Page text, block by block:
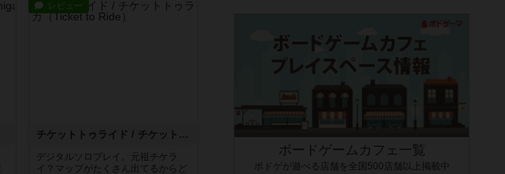
レビュー
チケットトゥライド / チケットトゥライドアメリカ
デジタルソロプレイ。元祖チケラ
イ？マップがたくさん出てるからど
ボードゲームカフェ一覧
ボドゲが遊べる店舗を全国500店舗以上掲載中